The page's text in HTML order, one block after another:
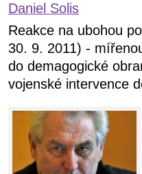
Daniel Solis
Reakce na ubohou
30. 9. 2011) -
do demagogické
vojenské intervence